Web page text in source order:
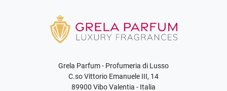
Grela Parfum - Profumeria di Lusso
C.so Vittorio Emanuele III, 14
89900 Vibo Valentia - Italia